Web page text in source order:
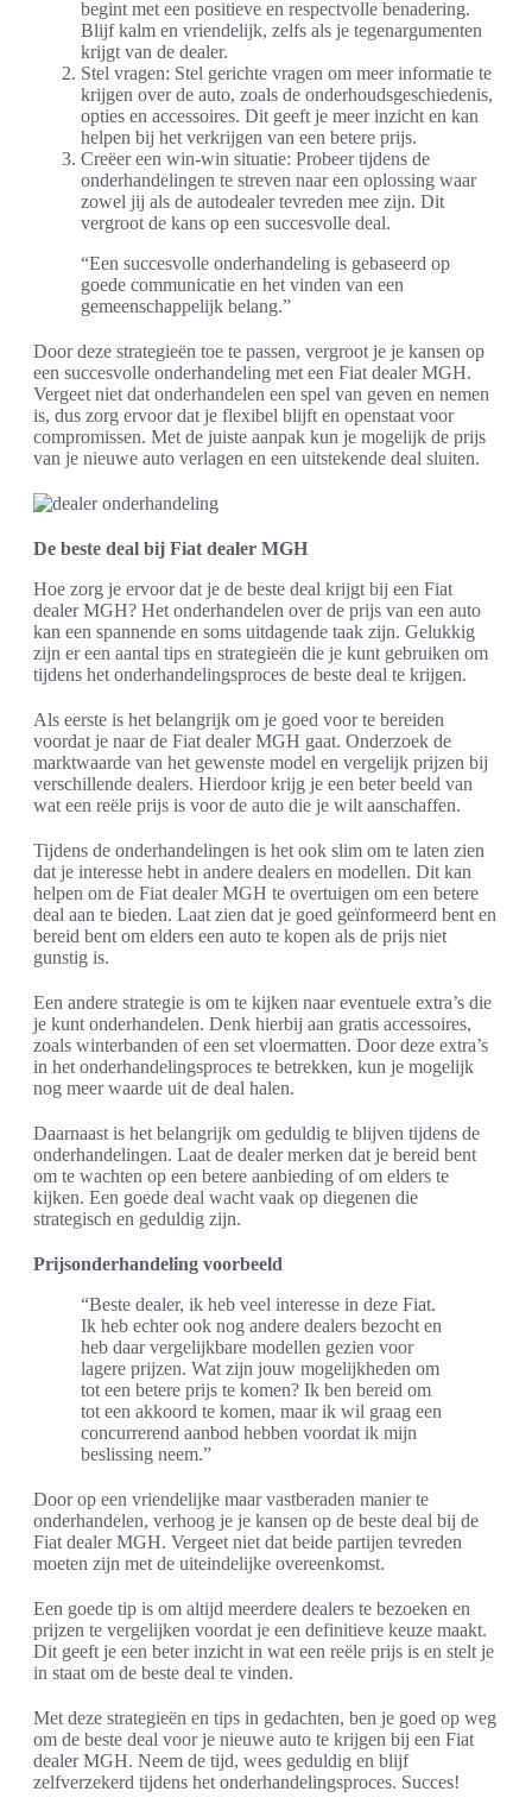
begint met een positieve en respectvolle benadering.
Blijf kalm en vriendelijk, zelfs als je tegenargumenten
krijgt van de dealer.
Stel vragen: Stel gerichte vragen om meer informatie te
krijgen over de auto, zoals de onderhoudsgeschiedenis,
opties en accessoires. Dit geeft je meer inzicht en kan
helpen bij het verkrijgen van een betere prijs.
Creëer een win-win situatie: Probeer tijdens de
onderhandelingen te streven naar een oplossing waar
zowel jij als de autodealer tevreden mee zijn. Dit
vergroot de kans op een succesvolle deal.
“Een succesvolle onderhandeling is gebaseerd op
goede communicatie en het vinden van een
gemeenschappelijk belang.”
Door deze strategieën toe te passen, vergroot je je kansen op
een succesvolle onderhandeling met een Fiat dealer MGH.
Vergeet niet dat onderhandelen een spel van geven en nemen
is, dus zorg ervoor dat je flexibel blijft en openstaat voor
compromissen. Met de juiste aanpak kun je mogelijk de prijs
van je nieuwe auto verlagen en een uitstekende deal sluiten.
De beste deal bij Fiat dealer MGH
Hoe zorg je ervoor dat je de beste deal krijgt bij een Fiat
dealer MGH? Het onderhandelen over de prijs van een auto
kan een spannende en soms uitdagende taak zijn. Gelukkig
zijn er een aantal tips en strategieën die je kunt gebruiken om
tijdens het onderhandelingsproces de beste deal te krijgen.
Als eerste is het belangrijk om je goed voor te bereiden
voordat je naar de Fiat dealer MGH gaat. Onderzoek de
marktwaarde van het gewenste model en vergelijk prijzen bij
verschillende dealers. Hierdoor krijg je een beter beeld van
wat een reële prijs is voor de auto die je wilt aanschaffen.
Tijdens de onderhandelingen is het ook slim om te laten zien
dat je interesse hebt in andere dealers en modellen. Dit kan
helpen om de Fiat dealer MGH te overtuigen om een betere
deal aan te bieden. Laat zien dat je goed geïnformeerd bent en
bereid bent om elders een auto te kopen als de prijs niet
gunstig is.
Een andere strategie is om te kijken naar eventuele extra’s die
je kunt onderhandelen. Denk hierbij aan gratis accessoires,
zoals winterbanden of een set vloermatten. Door deze extra’s
in het onderhandelingsproces te betrekken, kun je mogelijk
nog meer waarde uit de deal halen.
Daarnaast is het belangrijk om geduldig te blijven tijdens de
onderhandelingen. Laat de dealer merken dat je bereid bent
om te wachten op een betere aanbieding of om elders te
kijken. Een goede deal wacht vaak op diegenen die
strategisch en geduldig zijn.
Prijsonderhandeling voorbeeld
“Beste dealer, ik heb veel interesse in deze Fiat.
Ik heb echter ook nog andere dealers bezocht en
heb daar vergelijkbare modellen gezien voor
lagere prijzen. Wat zijn jouw mogelijkheden om
tot een betere prijs te komen? Ik ben bereid om
tot een akkoord te komen, maar ik wil graag een
concurrerend aanbod hebben voordat ik mijn
beslissing neem.”
Door op een vriendelijke maar vastberaden manier te
onderhandelen, verhoog je je kansen op de beste deal bij de
Fiat dealer MGH. Vergeet niet dat beide partijen tevreden
moeten zijn met de uiteindelijke overeenkomst.
Een goede tip is om altijd meerdere dealers te bezoeken en
prijzen te vergelijken voordat je een definitieve keuze maakt.
Dit geeft je een beter inzicht in wat een reële prijs is en stelt je
in staat om de beste deal te vinden.
Met deze strategieën en tips in gedachten, ben je goed op weg
om de beste deal voor je nieuwe auto te krijgen bij een Fiat
dealer MGH. Neem de tijd, wees geduldig en blijf
zelfverzekerd tijdens het onderhandelingsproces. Succes!